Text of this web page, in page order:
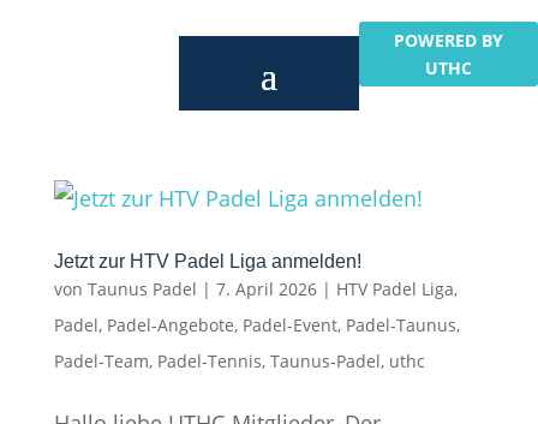
POWERED BY
UTHC
Jetzt zur HTV Padel Liga anmelden!
von Taunus Padel | 7. April 2026| HTV Padel Liga,
Padel, Padel-Angebote, Padel-Event, Padel-Taunus,
Padel-Team, Padel-Tennis, Taunus-Padel, uthc